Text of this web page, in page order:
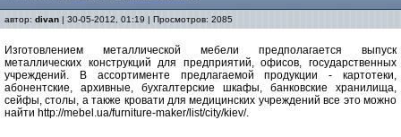
автор: divan | 30-05-2012, 01:19 | Просмотров: 2085
Изготовлением металлической мебели предполагается выпуск
металлических конструкций для предприятий, офисов, государственных
учреждений. В ассортименте предлагаемой продукции - картотеки,
абонентские, архивные, бухгалтерские шкафы, банковские хранилища,
сейфы, столы, а также кровати для медицинских учреждений все это можно
найти http://mebel.ua/furniture-maker/list/city/kiev/.